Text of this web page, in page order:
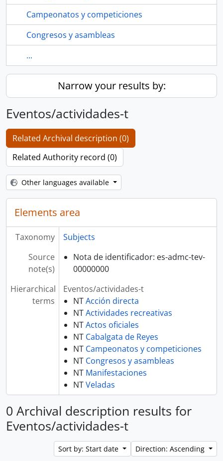
Campeonatos y competiciones
Congresos y asambleas
...
Narrow your results by:
Eventos/actividades-t
Related Archival description (0)
Related Authority record (0)
Other languages available
Elements area
Taxonomy
Subjects
Source
note(s)
Nota de identificador: es-admc-tev-
00000000
Hierarchical
terms
Eventos/actividades-t
NTAcción directa
NTActividades recreativas
NTActos oficiales
NT Cabalgata de Reyes
NT Campeonatos y competiciones
NT Congresos y asambleas
NT Manifestaciones
NTVeladas
0 Archival description results for
Eventos/actividades-t
Sort by: Start date Direction: Ascending